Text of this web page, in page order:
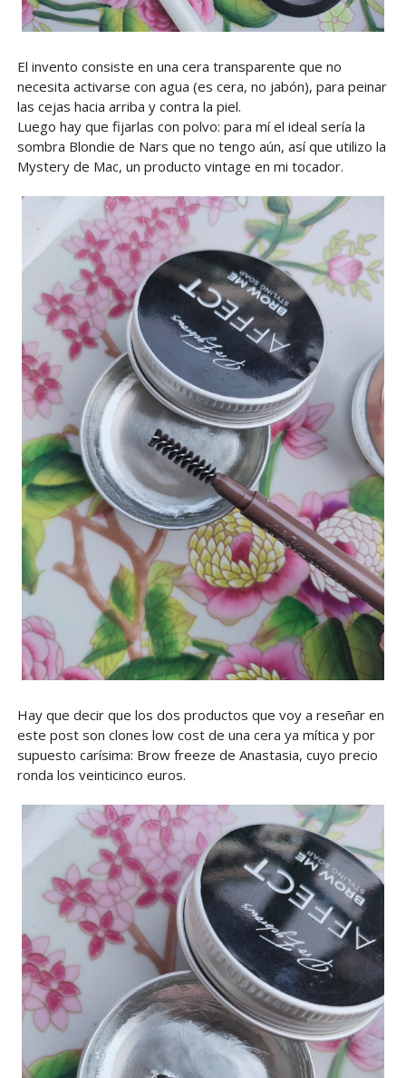
El invento consiste en una cera transparente que no
necesita activarse con agua (es cera, no jabón), para peinar
las cejas hacia arriba y contra la piel.
Luego hay que fijarlas con polvo: para mí el ideal sería la
sombra Blondie de Nars que no tengo aún, así que utilizo la
Mystery de Mac, un producto vintage en mi tocador.
Hay que decir que los dos productos que voy a reseñar en
este post son clones low cost de una cera ya mítica y por
supuesto carísima: Brow freeze de Anastasia, cuyo precio
ronda los veinticinco euros.